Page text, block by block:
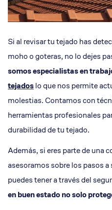
Si al revisar tu tejado has
moho o goteras, no lo dejes
somos especialistas en
tejadoslo que nos permite
molestias. Contamos con
herramientas profesionales
durabilidad de tu tejado.
Además, si eres parte de una
asesoramos sobre los pasos
puedes tener a través del
en buen estado no solo